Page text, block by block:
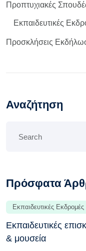
Προπτυχιακές
Εκπαιδευτικές
Προσκλήσεις
Αναζήτηση
Πρόσφατα
Εκπαιδευτικές
Εκπαιδευτικές
& μουσεία